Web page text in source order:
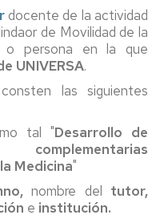
docente de la actividad
de Movilidad de la
o persona en la que
UNIVERSA.
las siguientes
tal "Desarrollo de
complementarias
Medicina"
nombre del tutor,
e institución.